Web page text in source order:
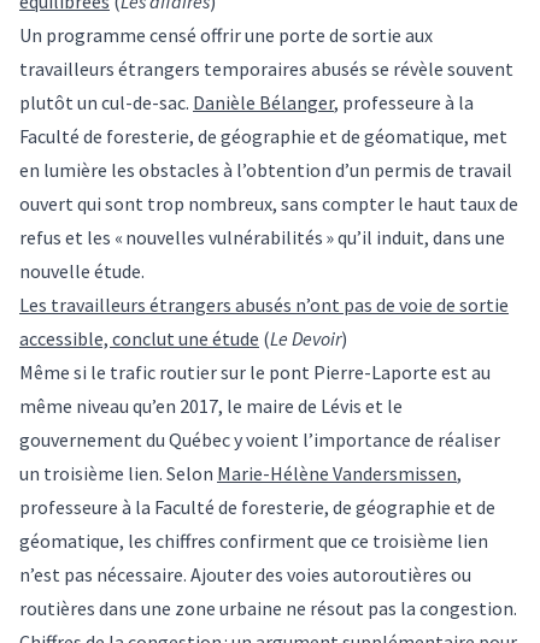
Un programme censé offrir une porte de sortie aux
travailleurs étrangers temporaires abusés se révèle souvent
plutôt un cul-de-sac. Danièle Bélanger, professeure à la
Faculté de foresterie, de géographie et de géomatique, met
en lumière les obstacles à l’obtention d’un permis de travail
ouvert qui sont trop nombreux, sans compter le haut taux de
refus et les « nouvelles vulnérabilités » qu’il induit, dans une
nouvelle étude.
Les travailleurs étrangers abusés n’ont pas de voie de sortie
accessible, conclut une étude (Le Devoir)
Même si le trafic routier sur le pont Pierre-Laporte est au
même niveau qu’en 2017, le maire de Lévis et le
gouvernement du Québec y voient l’importance de réaliser
un troisième lien. Selon Marie-Hélène Vandersmissen,
professeure à la Faculté de foresterie, de géographie et de
géomatique, les chiffres confirment que ce troisième lien
n’est pas nécessaire. Ajouter des voies autoroutières ou
routières dans une zone urbaine ne résout pas la congestion.